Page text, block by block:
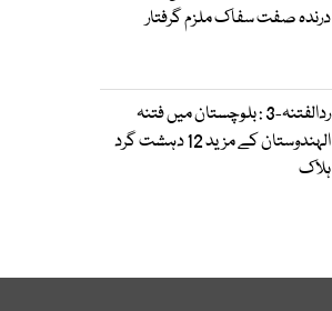
درندہ صفت سفاک ملزم گرفتار
ردالفتنہ-3 : بلوچستان میں فتنہ
الہندوستان کے مزید 12 دہشت گرد
ہلاک